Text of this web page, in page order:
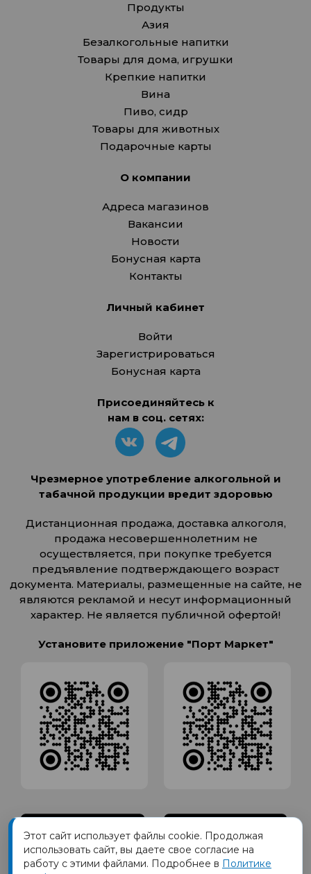
Продукты
Азия
Безалкогольные напитки
Товары для дома, игрушки
Крепкие напитки
Вина
Пиво, сидр
Товары для животных
Подарочные карты
О компании
Адреса магазинов
Вакансии
Новости
Бонусная карта
Контакты
Личный кабинет
Войти
Зарегистрироваться
Бонусная карта
Присоединяйтесь к
нам в соц. сетях:
Чрезмерное употребление алкогольной и
табачной продукции вредит здоровью
Дистанционная продажа, доставка алкоголя,
продажа несовершеннолетним не
осуществляется, при покупке требуется
предъявление подтверждающего возраст
документа. Материалы, размещенные на сайте, не
являются рекламой и несут информационный
характер. Не является публичной офертой!
Установите приложение "Порт Маркет"
Этот сайт использует файлы cookie. Продолжая
использовать сайт, вы даете свое согласие на
работу с этими файлами. Подробнее в Политике